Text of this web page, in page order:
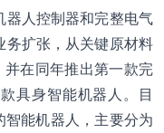
人控制器和完整电气
务扩张，从关键原材料
在同年推出第一款完
具身智能机器人。目
能机器人，主要分为